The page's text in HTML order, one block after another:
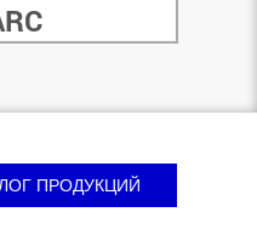
ПРОДУКЦИЙ